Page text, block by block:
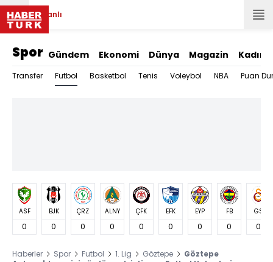
Canlı
Spor Gündem Ekonomi Dünya Magazin Kadın
Transfer Futbol Basketbol Tenis Voleybol NBA Puan
ASF
0
BJK
0
ÇRZ
0
ALNY
0
ÇFK
0
EFK
0
EYP
0
FB
0
GS
0
Haberler Spor Futbol 1. Lig Göztepe
Göztepe